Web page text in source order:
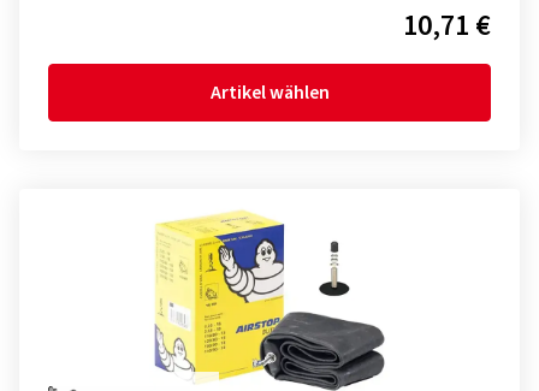
10,71 €
Artikel wählen